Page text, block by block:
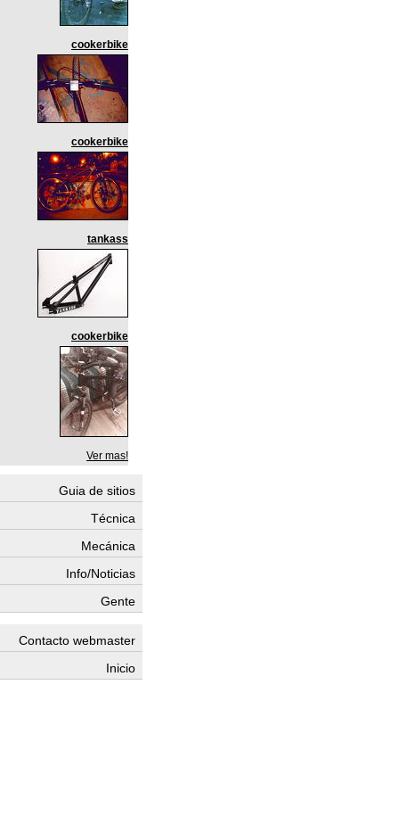
cookerbike
cookerbike
tankass
cookerbike
Ver mas!
Guia de sitios
Técnica
Mecánica
Info/Noticias
Gente
Contacto webmaster
Inicio